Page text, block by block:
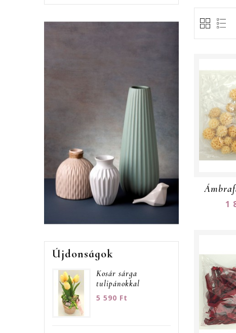
Újdonságok
Kosár sárga
tulipánokkal
5 590 Ft
1